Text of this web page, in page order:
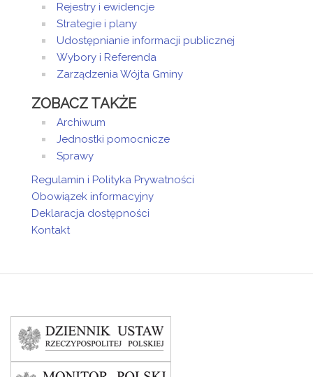
Rejestry i ewidencje
Strategie i plany
Udostępnianie informacji publicznej
Wybory i Referenda
Zarządzenia Wójta Gminy
ZOBACZ TAKŻE
Archiwum
Jednostki pomocnicze
Sprawy
Regulamin i Polityka Prywatności
Obowiązek informacyjny
Deklaracja dostępności
Kontakt